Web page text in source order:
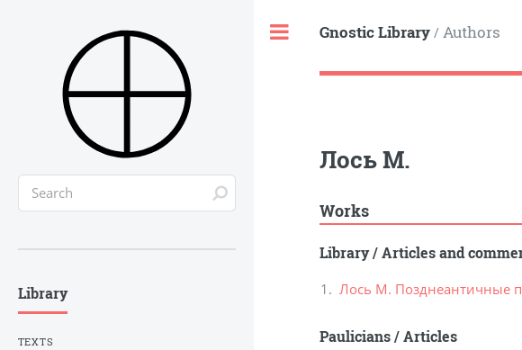
Gnostic Library/ Authors
Лось М.
Works
Library/Articles and
Лось М. Позднеантичные
Paulicians/Articles
Library
TEXTS
Toggle